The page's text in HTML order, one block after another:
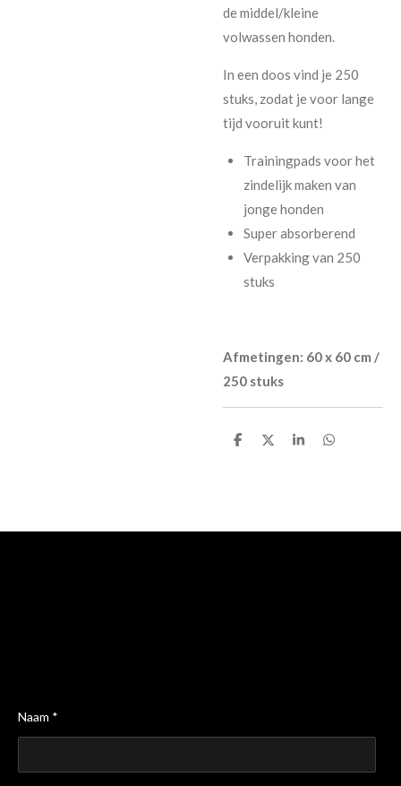
de middel/kleine
volwassen honden.
In een doos vind je 250
stuks, zodat je voor lange
tijd vooruit kunt!
Trainingpads voor het
zindelijk maken van
jonge honden
Super absorberend
Verpakking van 250
stuks
Afmetingen: 60 x 60 cm /
250 stuks
D
D
S
D
Naam *